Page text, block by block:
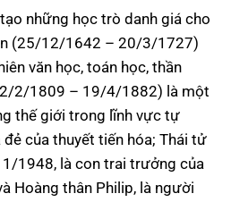
những học trò danh giá cho
(25/12/1642 – 20/3/1727)
văn học, toán học, thần
2/1809 – 19/4/1882) là một
thế giới trong lĩnh vực tự
đẻ của thuyết tiến hóa; Thái tử
1948, là con trai trưởng của
Hoàng thân Philip, là người